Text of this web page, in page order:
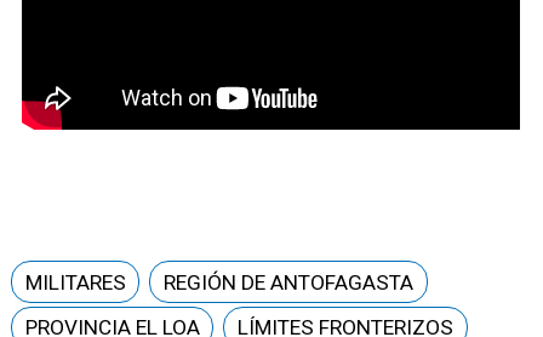
MILITARES
REGIÓN DE ANTOFAGASTA
PROVINCIA EL LOA
LÍMITES FRONTERIZOS